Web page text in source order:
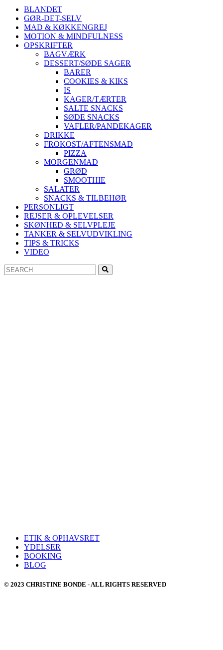
BLANDET
GØR-DET-SELV
MAD & KØKKENGREJ
MOTION & MINDFULNESS
OPSKRIFTER
BAGVÆRK
DESSERT/SØDE SAGER
BARER
COOKIES & KIKS
IS
KAGER/TÆRTER
SALTE SNACKS
SØDE SNACKS
VAFLER/PANDEKAGER
DRIKKE
FROKOST/AFTENSMAD
PIZZA
MORGENMAD
GRØD
SMOOTHIE
SALATER
SNACKS & TILBEHØR
PERSONLIGT
REJSER & OPLEVELSER
SKØNHED & SELVPLEJE
TANKER & SELVUDVIKLING
TIPS & TRICKS
VIDEO
Search
for:
ETIK & OPHAVSRET
YDELSER
BOOKING
BLOG
© 2023 CHRISTINE BONDE - ALL RIGHTS RESERVED